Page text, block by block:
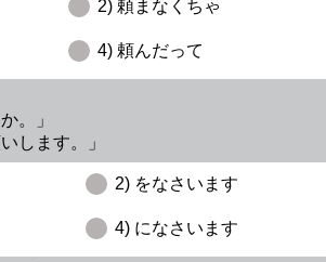
2) 頼まなくちゃ
4) 頼んだって
。」
します。」
2) をなさいます
4) になさいます